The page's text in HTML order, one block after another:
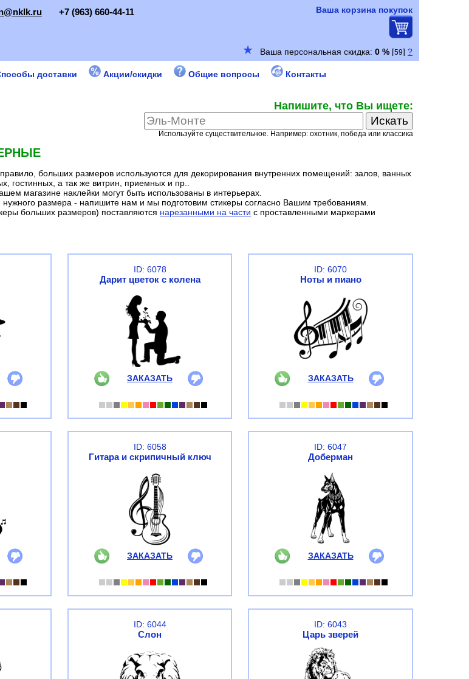
+7 (963) 660-44-11 Ваша корзина покупок
доставки Акции/скидки Общие вопросы Контакты
Напишите, что Вы ищете:
Используйте существительное. Например: охотник, победа или классика
больших размеров используются для декорирования внутренних помещений: залов, ванных
гостинных, а так же витрин, приемных и пр..
магазине наклейки могут быть использованы в интерьерах.
размера - напишите нам и мы подготовим стикеры согласно Вашим требованиям.
больших размеров) поставляются нарезанными на части с проставленными маркерами
ID: 6078
Дарит цветок с колена
ЗАКАЗАТЬ
ID: 6070
Ноты и пиано
ЗАКАЗАТЬ
ID: 6058
Гитара и скрипичный ключ
ЗАКАЗАТЬ
ID: 6047
Доберман
ЗАКАЗАТЬ
ID: 6044
Слон
ID: 6043
Царь зверей